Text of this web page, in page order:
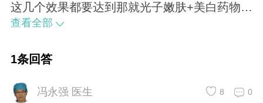
这几个效果都要达到那就光子嫩肤+美白药物
（口服或者针都OK）
查看全部
1条回答
冯永强 医生 0
8